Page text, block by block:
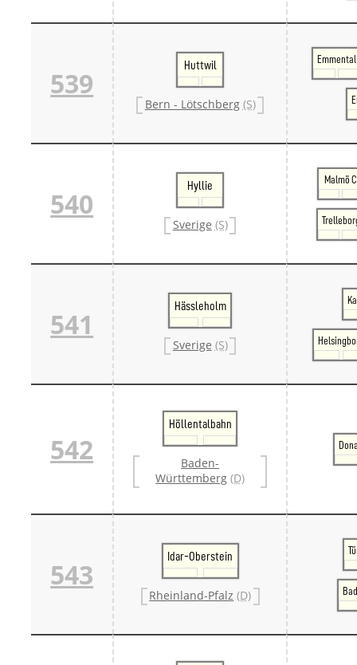
539
Huttwil
Bern - Lötschberg (S)
Emmental
540
Hyllie
Sverige (S)
Malmö C
541
Hässleholm
Sverige (S)
542
Höllentalbahn
Baden-
Württemberg (D)
543
Idar-Oberstein
Rheinland-Pfalz (D)